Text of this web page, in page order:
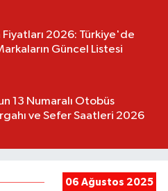
Fiyatları 2026: Türkiye'de
Güncel Listesi
13 Numaralı Otobüs
ve Sefer Saatleri 2026
06 Ağustos 2025